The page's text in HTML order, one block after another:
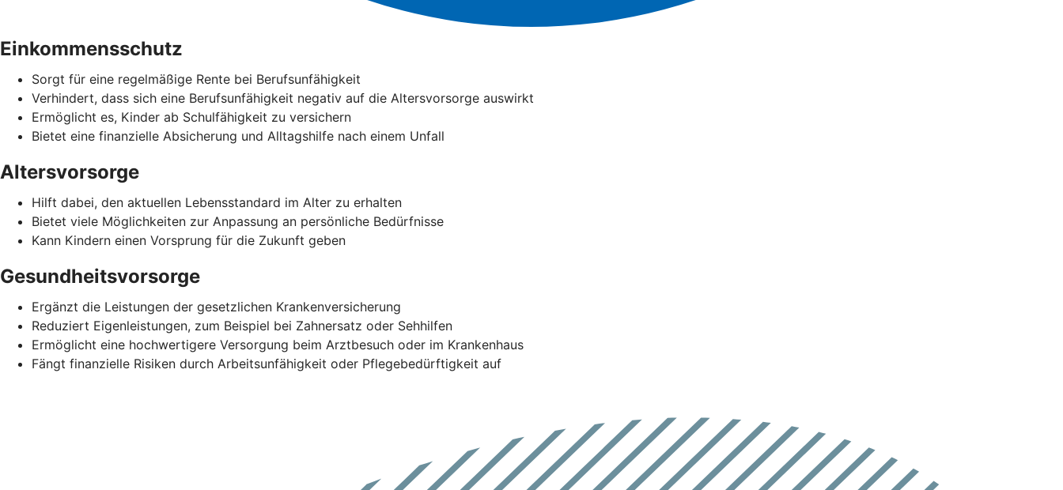
Einkommensschutz
Sorgt für eine regelmäßige Rente bei Berufsunfähigkeit
Verhindert, dass sich eine Berufsunfähigkeit negativ auf die Altersvorsorge auswirkt
Ermöglicht es, Kinder ab Schulfähigkeit zu versichern
Bietet eine finanzielle Absicherung und Alltagshilfe nach einem Unfall
Altersvorsorge
Hilft dabei, den aktuellen Lebensstandard im Alter zu erhalten
Bietet viele Möglichkeiten zur Anpassung an persönliche Bedürfnisse
Kann Kindern einen Vorsprung für die Zukunft geben
Gesundheitsvorsorge
Ergänzt die Leistungen der gesetzlichen Krankenversicherung
Reduziert Eigenleistungen, zum Beispiel bei Zahnersatz oder Sehhilfen
Ermöglicht eine hochwertigere Versorgung beim Arztbesuch oder im Krankenhaus
Fängt finanzielle Risiken durch Arbeitsunfähigkeit oder Pflegebedürftigkeit auf